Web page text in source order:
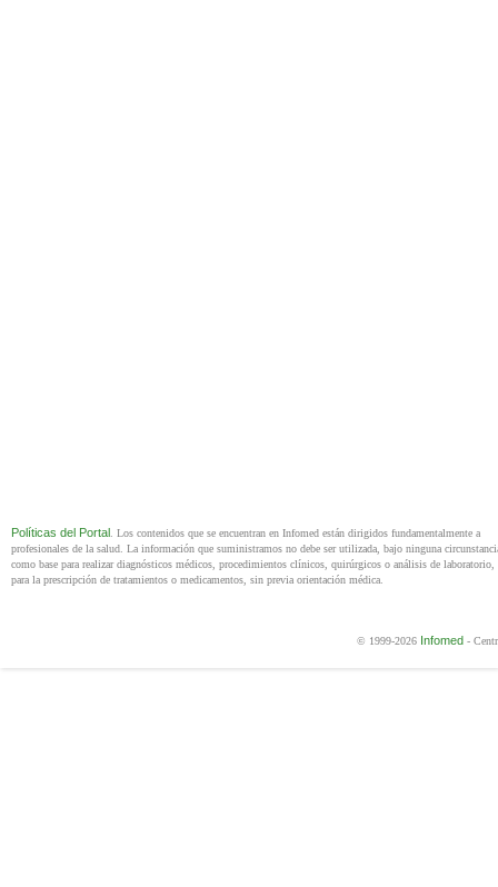
Políticas del Portal . Los contenidos que se encuentran en Infomed están dirigidos fundamentalmente a
profesionales de la salud. La información que suministramos no debe ser utilizada, bajo ninguna
como base para realizar diagnósticos médicos, procedimientos clínicos, quirúrgicos o análisis de laboratorio,
para la prescripción de tratamientos o medicamentos, sin previa orientación médica.
© 1999-2026 Infomed -